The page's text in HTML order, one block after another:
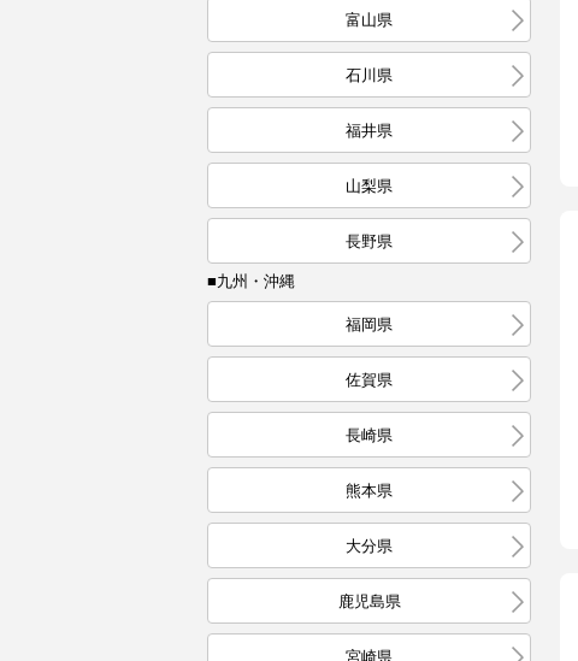
富山県
石川県
福井県
山梨県
長野県
■九州・沖縄
福岡県
佐賀県
長崎県
熊本県
大分県
鹿児島県
宮崎県